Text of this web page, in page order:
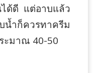
ด้ดี แต่อาบแล้ว
น้ำก็ควรทาครีม
ะมาณ 40-50